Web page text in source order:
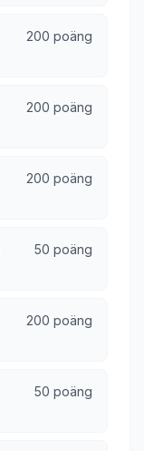
200 poäng
200 poäng
200 poäng
50 poäng
200 poäng
50 poäng